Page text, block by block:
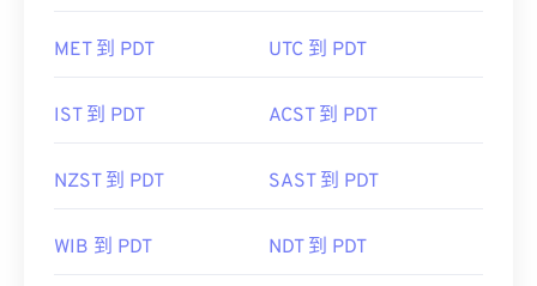
MET 到 PDT UTC 到 PDT
IST 到 PDT ACST 到 PDT
NZST 到 PDT SAST 到 PDT
WIB 到 PDT NDT 到 PDT